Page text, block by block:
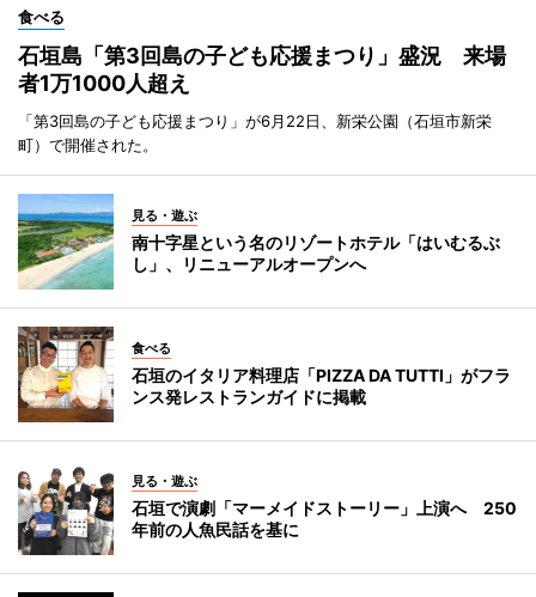
食べる
石垣島「第3回島の子ども応援まつり」盛況 来場
者1万1000人超え
「第3回島の子ども応援まつり」が6月22日、新栄公園（石垣市新栄
町）で開催された。
見る・遊ぶ
南十字星という名のリゾートホテル「はいむるぶ
し」、リニューアルオープンへ
食べる
石垣のイタリア料理店「PIZZA DA TUTTI」がフラ
ンス発レストランガイドに掲載
見る・遊ぶ
石垣で演劇「マーメイドストーリー」上演へ 250
年前の人魚民話を基に